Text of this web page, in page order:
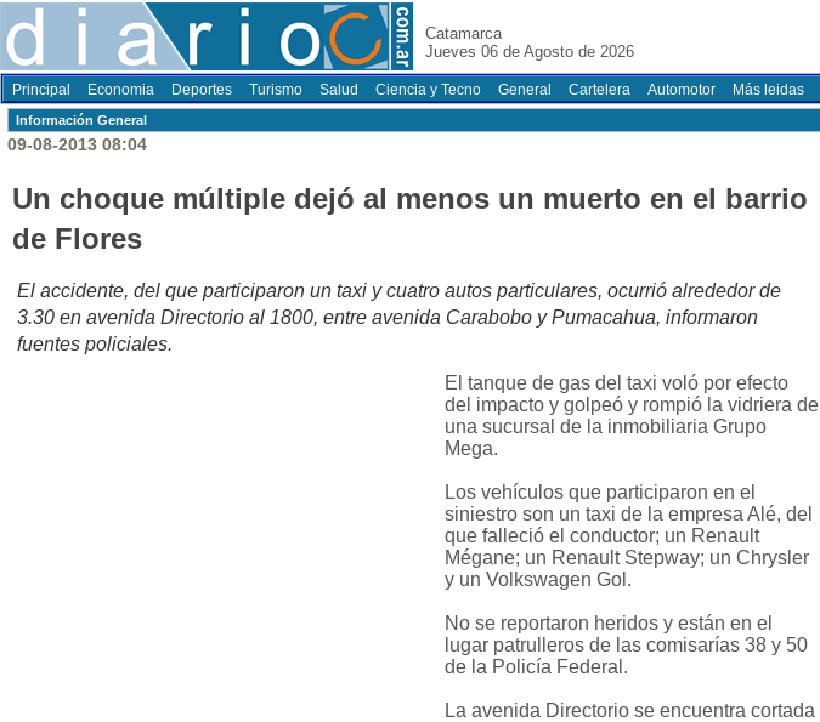
Catamarca
Jueves 06 de Agosto de 2026
Principal Economia Deportes Turismo Salud Ciencia y Tecno General Cartelera Automotor Más leidas
Información General
09-08-2013 08:04
Un choque múltiple dejó al menos un muerto en el barrio
de Flores
El accidente, del que participaron un taxi y cuatro autos particulares, ocurrió alrededor de
3.30 en avenida Directorio al 1800, entre avenida Carabobo y Pumacahua, informaron
fuentes policiales.
El tanque de gas del taxi voló por efecto
del impacto y golpeó y rompió la vidriera de
una sucursal de la inmobiliaria Grupo
Mega.
Los vehículos que participaron en el
siniestro son un taxi de la empresa Alé, del
que falleció el conductor; un Renault
Mégane; un Renault Stepway; un Chrysler
y un Volkswagen Gol.
No se reportaron heridos y están en el
lugar patrulleros de las comisarías 38 y 50
de la Policía Federal.
La avenida Directorio se encuentra cortada